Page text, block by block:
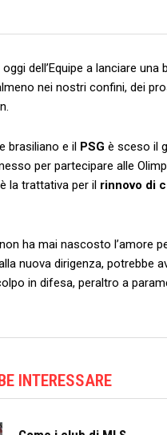
oggi dell’Equipe a lanciare
nei nostri confini, dei
brasiliano e il PSG è sceso il
per partecipare alle
la trattativa per il rinnovo di
non ha mai nascosto l’amore
nuova dirigenza, potrebbe
in difesa, peraltro a
INTERESSARE